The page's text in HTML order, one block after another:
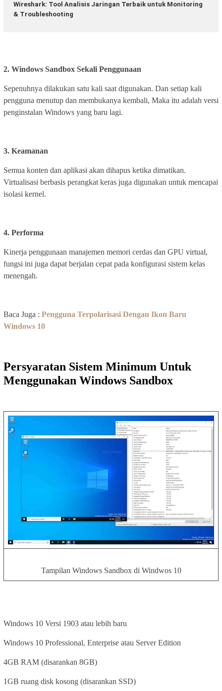
Wireshark: Tool Analisis Jaringan Terbaik untuk Monitoring
& Troubleshooting
2. Windows Sandbox Sekali Penggunaan
Sepenuhnya dilakukan satu kali saat digunakan. Dan setiap kali
pengguna menutup dan membukanya kembali, Maka itu adalah versi
penginstalan Windows yang baru lagi.
3. Keamanan
Semua konten dan aplikasi akan dihapus ketika dimatikan.
Virtualisasi berbasis perangkat keras juga digunakan untuk mencapai
isolasi kernel.
4. Performa
Kinerja penggunaan manajemen memori cerdas dan GPU virtual,
fungsi ini juga dapat berjalan cepat pada konfigurasi sistem kelas
menengah.
Baca Juga : Pengguna Terpolarisasi Dengan Ikon Baru
Windows 10
Persyaratan Sistem Minimum Untuk
Menggunakan Windows Sandbox
Tampilan Windows Sandbox di Windwos 10
Windows 10 Versi 1903 atau lebih baru
Windows 10 Professional, Enterprise atau Server Edition
4GB RAM (disarankan 8GB)
1GB ruang disk kosong (disarankan SSD)